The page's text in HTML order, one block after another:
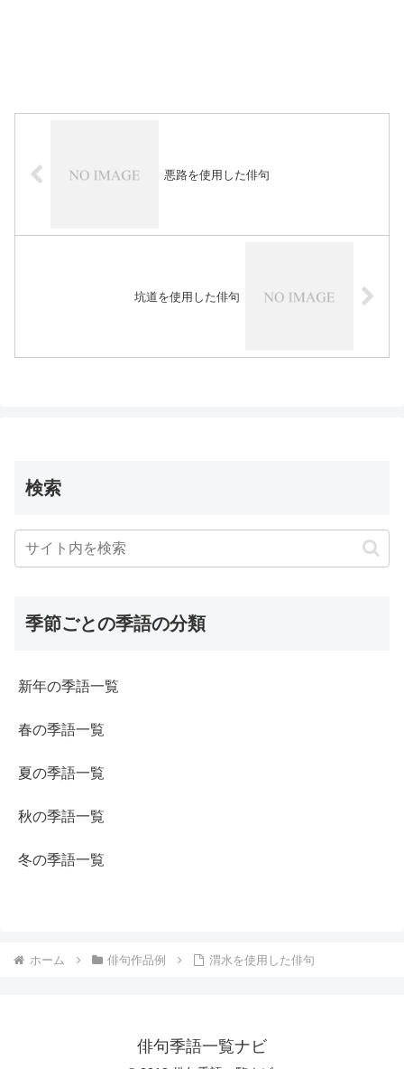
悪路を使用した俳句
坑道を使用した俳句
検索
季節ごとの季語の分類
新年の季語一覧
春の季語一覧
夏の季語一覧
秋の季語一覧
冬の季語一覧
ホーム 俳句作品例 渭水を使用した俳句
俳句季語一覧ナビ